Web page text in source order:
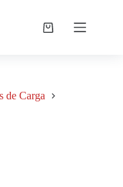
cotización
Shopping
de Carga